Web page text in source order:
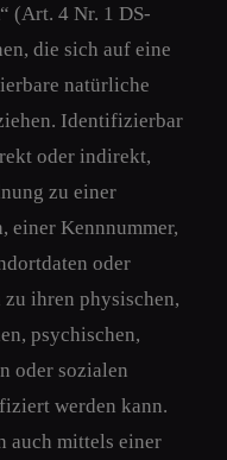
“ (Art. 4 Nr. 1 DS-
die sich auf eine
natürliche
Identifizierbar
oder indirekt,
zu einer
einer Kennnummer,
oder
ihren physischen,
psychischen,
oder sozialen
werden kann.
auch mittels einer